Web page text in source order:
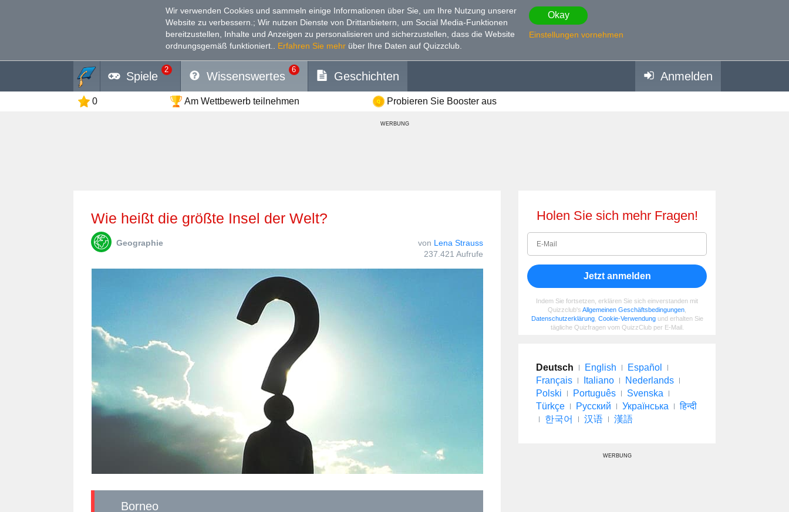
Wir verwenden Cookies und sammeln einige Informationen über Sie, um Ihre Nutzung unserer
Website zu verbessern. ; Wir nutzen Dienste von Drittanbietern, um Social Media-Funktionen
bereitzustellen, Inhalte und Anzeigen zu personalisieren und sicherzustellen, dass die Website
ordnungsgemäß funktioniert.
Erfahren Sie mehr über Ihre Daten auf Quizzclub.
Okay
Einstellungen vornehmen
Spiele
2
Wissenswertes
6
Geschichten Anmelden
0 Am Wettbewerb teilnehmen Probieren Sie Booster aus
WERBUNG
Wie heißt die größte Insel der Welt?
Geographie von Lena Strauss
237.421 Aufrufe
Borneo
Holen Sie sich mehr Fragen!
Jetzt anmelden
Indem Sie fortsetzen, erklären Sie sich einverstanden mit
Quizzclub's Allgemeinen Geschäftsbedingungen
Datenschutzerklärung, Cookie-Verwendungund erhalten Sie
tägliche Quizfragen vom QuizzClub per E-Mail.
Deutsch English
Español
Français
Italiano
Nederlands
Polski
Português
Svenska
Türkçe
Русский Українська
हिन्दी
한국어
汉语 漢語
WERBUNG